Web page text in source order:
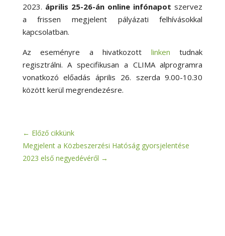
2023. április 25-26-án online infónapot szervez
a frissen megjelent pályázati felhívásokkal
kapcsolatban.
Az eseményre a hivatkozott linken tudnak
regisztrálni. A specifikusan a CLIMA alprogramra
vonatkozó előadás április 26. szerda 9.00-10.30
között kerül megrendezésre.
← Előző cikkünk
Megjelent a Közbeszerzési Hatóság gyorsjelentése
2023 első negyedévéről →